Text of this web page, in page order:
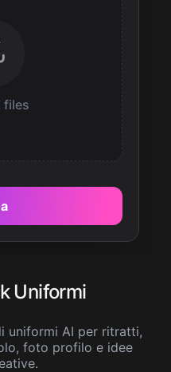
files
Uniformi
uniformi AI per ritratti,
foto profilo e idee